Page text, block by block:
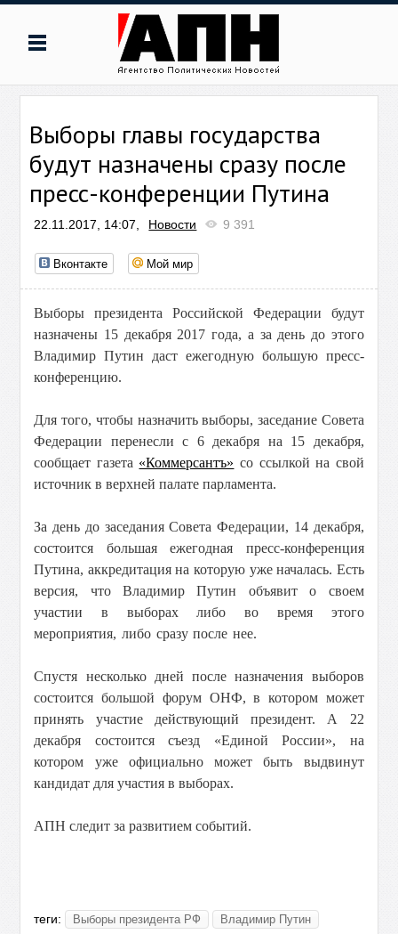
Выборы главы государства
будут назначены сразу после
пресс-конференции Путина
22.11.2017, 14:07, Новости 9 391
Вконтакте Мой мир
Выборы президента Российской Федерации будут
назначены 15 декабря 2017 года, а за день до этого
Владимир Путин даст ежегодную большую пресс-
конференцию.
Для того, чтобы назначить выборы, заседание Совета
Федерации перенесли с 6 декабря на 15 декабря,
сообщает газета «Коммерсантъ» со ссылкой на свой
источник в верхней палате парламента.
За день до заседания Совета Федерации, 14 декабря,
состоится большая ежегодная пресс-конференция
Путина, аккредитация на которую уже началась. Есть
версия, что Владимир Путин объявит о своем
участии в выборах либо во время этого
мероприятия, либо сразу после нее.
Спустя несколько дней после назначения выборов
состоится большой форум ОНФ, в котором может
принять участие действующий президент. А 22
декабря состоится съезд «Единой России», на
котором уже официально может быть выдвинут
кандидат для участия в выборах.
АПН следит за развитием событий.
теги: Выборы президента РФ Владимир Путин